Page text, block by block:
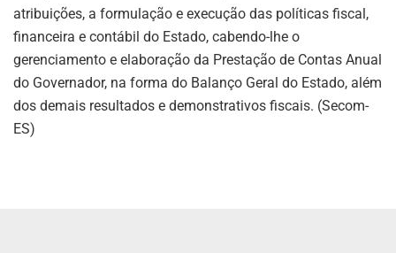
atribuições, a formulação e execução das políticas fiscal,
financeira e contábil do Estado, cabendo-lhe o
gerenciamento e elaboração da Prestação de Contas Anual
do Governador, na forma do Balanço Geral do Estado, além
dos demais resultados e demonstrativos fiscais. (Secom-
ES)